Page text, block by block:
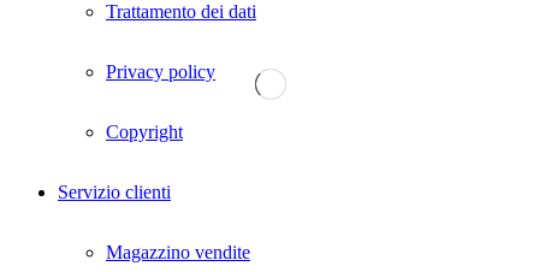
Trattamento dei dati
Privacy policy
Copyright
Servizio clienti
Magazzino vendite